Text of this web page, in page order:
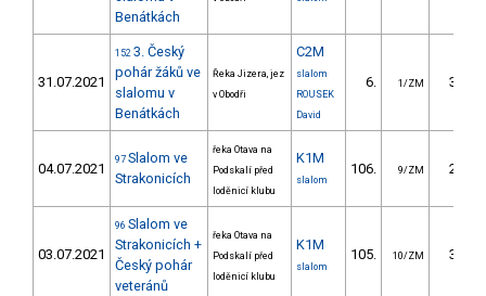
Benátkách
31.07.2021
152 3. Český
pohár žáků ve
slalomu v
Benátkách
Řeka Jizera, jez
v Obodři
C2M
slalom
ROUSEK
David
6. 1/ZM 32.00
04.07.2021
97 Slalom ve
Strakonicích
řeka Otava na
Podskalí před
loděnicí klubu
K1M
slalom
106. 9/ZM 27.44
03.07.2021
96 Slalom ve
Strakonicích +
Český pohár
veteránů
řeka Otava na
Podskalí před
loděnicí klubu
K1M
slalom
105. 10/ZM 37.76